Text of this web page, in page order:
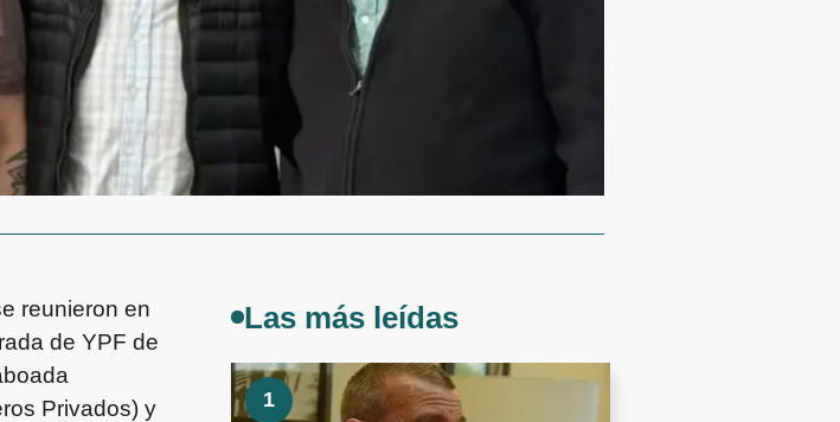
reunieron en
de YPF de
Privados) y
Las más leídas
1